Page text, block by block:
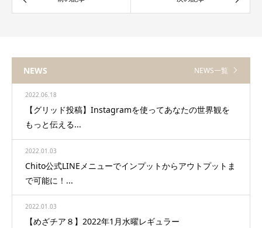
NEWS NEWS一覧
2022.06.18
【グリッド投稿】Instagramを使ってあなたの世界観を
もっと伝える...
2022.01.03
Chito公式LINEメニューでインプットからアウトプットま
で可能に！...
2022.01.03
【めざチア８】2022年1月水曜レギュラー